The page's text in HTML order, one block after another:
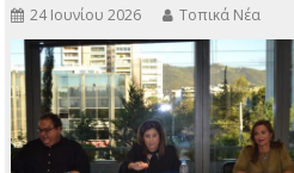
24 Ιουνίου 2026 Τοπικά Νέα